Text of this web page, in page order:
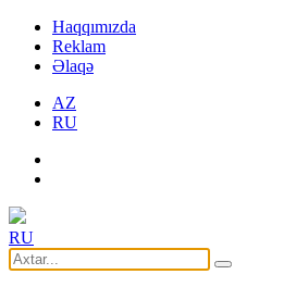
Haqqımızda
Reklam
Əlaqə
AZ
RU
RU